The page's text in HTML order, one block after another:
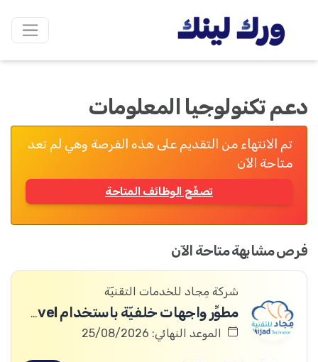
دعم تكنولوجيا المعلومات
تم الانتهاء من التقديم على هذه الفرصة وهي لم تعد
متاحة الآن
تصفّح الوظائف المتاحة
فرص مشابهة متاحة الآن
شركة مِجاد للخدمات التقنيّة
مطوِّر واجهات خلفيّة باستخدام Laravel
الموعد النهائي: 25/08/2026